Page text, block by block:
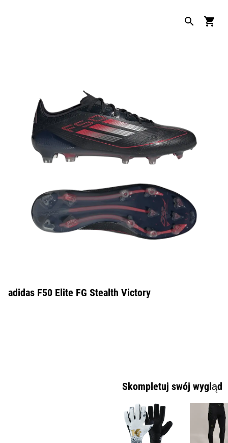
adidas F50 Elite FG Stealth Victory
Skompletuj swój wygląd